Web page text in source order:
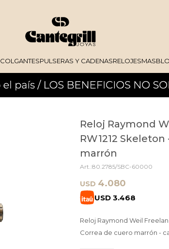
COLGANTESPULSERAS Y CADENASRELOJESMAS
Reloj Raymond
RW1212
marrón
80.2785/SBC-60000
USD 4.080
USD 3.468
Reloj Raymond Weil
Correa de cuero marrón -